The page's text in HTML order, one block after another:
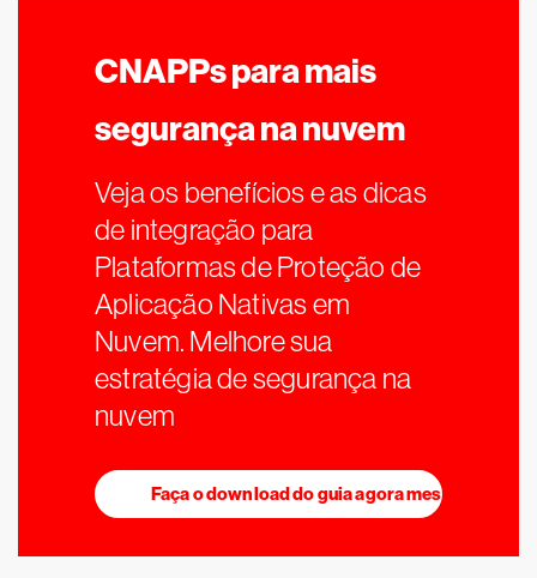
CNAPPs para mais
segurança na nuvem
Veja os benefícios e as dicas
de integração para
Plataformas de Proteção de
Aplicação Nativas em
Nuvem. Melhore sua
estratégia de segurança na
nuvem
Faça o download do guia agora mesmo